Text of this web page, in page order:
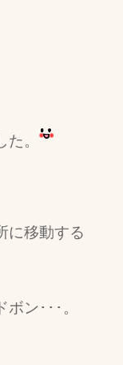
。
に移動する
ン･･･。